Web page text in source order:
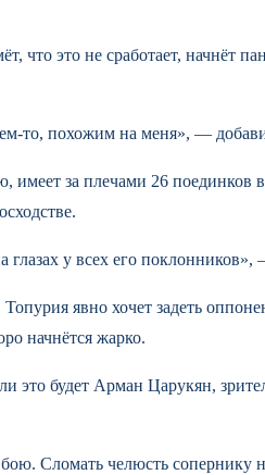
это не сработает, начнёт
то, похожим на меня», —
за плечами 26 поединков
глазах у всех его
явно хочет задеть
начнётся жарко.
будет Арман Царукян,
Сломать челюсть сопернику